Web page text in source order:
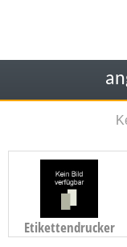
Etikettendrucker